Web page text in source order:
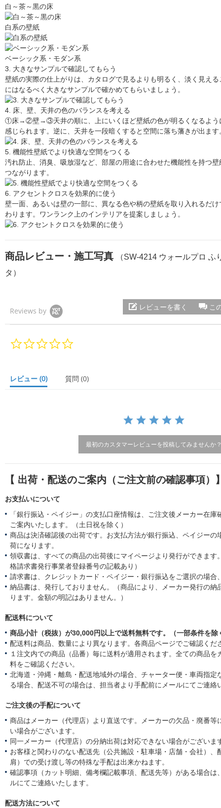
白～茶～黒の床
白系の壁紙
ベーシック系・モダン系
3. 大きなサンプルで確認してもらう
壁紙の実際の仕上がりは、カタログで見るよりも明るく、淡く見え
にはなるべく大きなサンプルで確かめてもらいましょう。
4. 床、壁、天井の色のバランスを考える
①床→②壁→③天井の順に、上にいくほど壁紙の色が明るくなるよう
感じられます。逆に、天井を一段暗くすると空間に落ち藩きが出ます
5. 機能性壁紙でより快適な空間をつくる
汚れ防止、消臭、吸放湿など、部屋の用途に合わせた機能性を持つ
つながります。
6. アクセントクロスを効果的に使う
壁一面、あるいは壁の一部に、異なる色や柄の壁紙を取り入れるだ
わります。ワンランク上のインテリアを提案しましょう。
商品レビュー・施工写真
（SW-4214 ウォールプロ ふ
タ）
Reviews by こ
レビューを書く
a
r
レビュー (0) 質問 (0)
最初のカスタマーレビューを投稿してみませんか
【 出荷・配送のご案内（ご注文前の確認事項）
お支払いについて
「銀行振込・ペイジー」の支払口座情報は、ご注文後メーカー在
ご案内いたします。（土日祝を除く）
商品は決済確認後の出荷です。お支払方法が銀行振込、ペイジーの
荷になります。
領収書は、すべての商品の出荷後にマイページより発行ができます
格請求書発行事業者登録番号の記載あり）
請求書は、クレジットカード・ペイジー・銀行振込をご選択の場合
納品書は、発行しておりません。（商品により、メーカー発行の納
ります。金額の明記はありません。）
配送料について
商品小計（税抜）が30,000円以上で送料無料です。（一部条件を除
配送料は商品、数量により異なります。各商品ページでご確認くだ
１注文内での商品（品番）毎に送料が適用されます。全ての商品を
料をご確認ください。
北海道・沖縄・離島・配送地域外の場合、チャーター便・車両指定
る場合、配送不可の場合は、担当者より手配前にメールにてご連絡
ご注文後の手配について
商品はメーカー（代理店）より直送です。メーカーの欠品・廃番等
い場合がございます。
同一メーカー（代理店）の分納出荷は対応できない場合がございま
お客様と関わりのない配送先（公共施設・駐車場・店舗・会社）、
肩）での受け渡し等の特殊な手配は出来かねます。
確認事項（カット明細、備考欄記載事項、配送先等）がある場合は
ルにてご連絡いたします。
配送方法について